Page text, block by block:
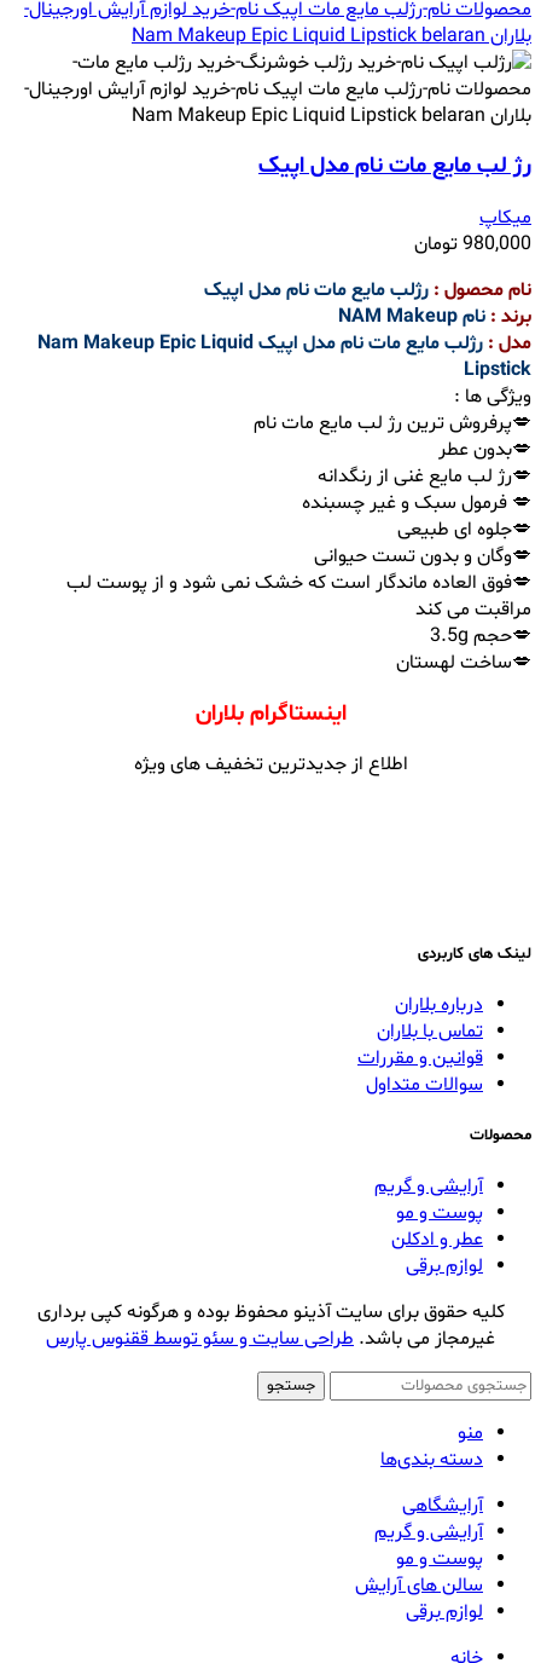
رژ لب مایع مات نام مدل اپیک
میکاپ
980,000تومان
نام محصول : رژلب مایع مات نام مدل اپیک
برند : نامNAM Makeup
مدل :
رژلب مایع مات نام مدل اپیک Nam Makeup Epic Liquid
Lipstick
ویژگی ها :
💋پرفروش ترین رژ لب مایع مات نام
💋بدون عطر
💋رژ لب مایع غنی از رنگدانه
💋 فرمول سبک و غیر چسبنده
💋جلوه ای طبیعی
💋وگان و بدون تست حیوانی
💋فوق العاده ماندگار است که خشک نمی شود و از پوست لب
مراقبت می کند
💋حجم 3.5g
💋ساخت لهستان
اینستاگرام بلاران
اطلاع از جدیدترین تخفیف های ویژه
لینک های کاربردی
درباره بلاران
تماس با بلاران
قوانین و مقررات
سوالات متداول
محصولات
آرایشی و گریم
پوست و مو
عطر و ادکلن
لوازم برقی
کلیه حقوق برای سایت آذینو محفوظ بوده و هرگونه کپی برداری
غیرمجاز می باشد. طراحی سایت و سئو توسط ققنوس پارس
جستجو
منو
دسته بندی‌ها
آرایشگاهی
آرایشی و گریم
پوست و مو
سالن های آرایش
لوازم برقی